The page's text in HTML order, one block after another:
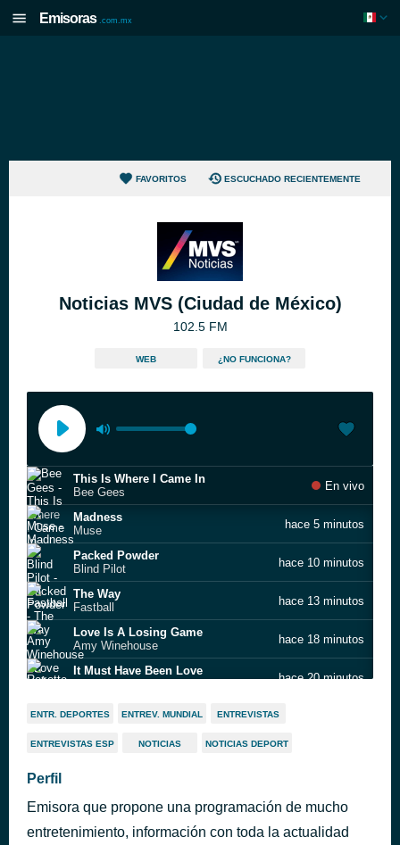
Emisoras .com.mx
FAVORITOS ESCUCHADO RECIENTEMENTE
Noticias MVS (Ciudad de México)
102.5 FM
WEB ¿NO FUNCIONA?
This Is Where I Came In
Bee Gees
En vivo
Madness
Muse
hace 5 minutos
Packed Powder
Blind Pilot
hace 10 minutos
The Way
Fastball
hace 13 minutos
Love Is A Losing Game
Amy Winehouse
hace 18 minutos
It Must Have Been Love
hace 20 minutos
Numb
hace 25 minutos
Cats In The Cradle
Angel of the Morning
Pretenders
hace 36 minutos
ENTR. DEPORTES ENTREV. MUNDIAL ENTREVISTAS
ENTREVISTAS ESP NOTICIAS NOTICIAS DEPORT
Perfil
Emisora que propone una programación de mucho
entretenimiento, información con toda la actualidad